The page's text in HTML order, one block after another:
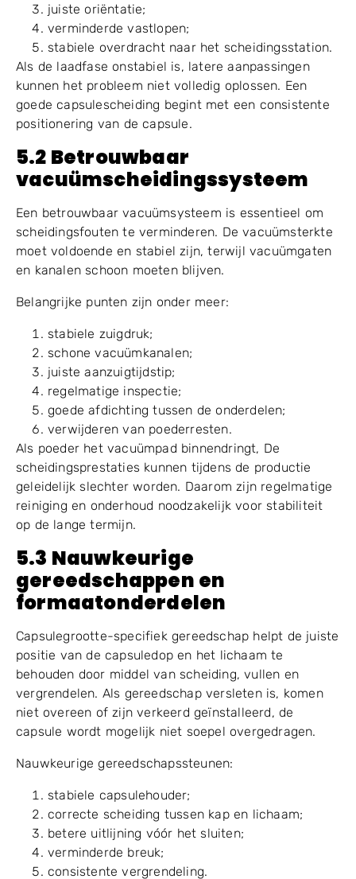
Dit deel van de capsulevuller moet ondersteunen:
vlotte capsulevoeding;
lage capsuleschade;
juiste oriëntatie;
verminderde vastlopen;
Als de laadfase onstabiel is, latere aanpassingen
kunnen het probleem niet volledig oplossen. Een
goede capsulescheiding begint met een consistente
positionering van de capsule.
5.2 Betrouwbaar
vacuümscheidingssysteem
Een betrouwbaar vacuümsysteem is essentieel om
moet voldoende en stabiel zijn, terwijl vacuümgaten
en kanalen schoon moeten blijven.
Belangrijke punten zijn onder meer:
stabiele zuigdruk;
schone vacuümkanalen;
juiste aanzuigtijdstip;
regelmatige inspectie;
goede afdichting tussen de onderdelen;
verwijderen van poederresten.
scheidingsprestaties kunnen tijdens de productie
geleidelijk slechter worden. Daarom zijn regelmatige
reiniging en onderhoud noodzakelijk voor stabiliteit
5.3 Nauwkeurige
gereedschappen en
formaatonderdelen
Capsulegrootte-specifiek gereedschap helpt de juiste
behouden door middel van scheiding, vullen en
niet overeen of zijn verkeerd geïnstalleerd, de
capsule wordt mogelijk niet soepel overgedragen.
Nauwkeurige gereedschapssteunen: